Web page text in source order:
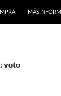
MÁS
voto